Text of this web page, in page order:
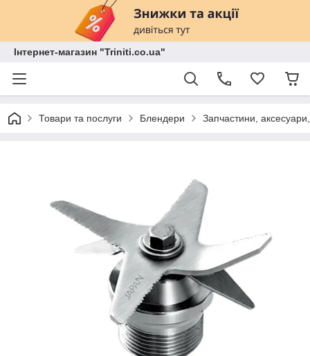
Інтернет-магазин "Triniti.co.ua"
Товари та послуги Блендери Запчастини,